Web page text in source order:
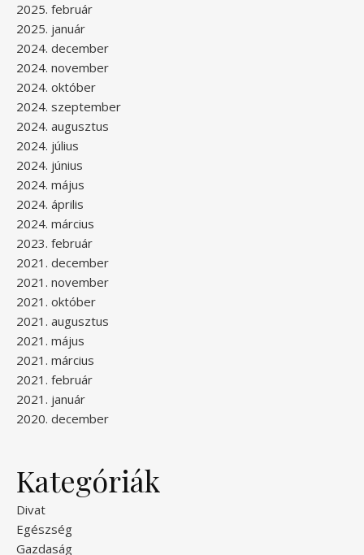
2025. február
2025. január
2024. december
2024. november
2024. október
2024. szeptember
2024. augusztus
2024. július
2024. június
2024. május
2024. április
2024. március
2023. február
2021. december
2021. november
2021. október
2021. augusztus
2021. május
2021. március
2021. február
2021. január
2020. december
Kategóriák
Divat
Egészség
Gazdaság